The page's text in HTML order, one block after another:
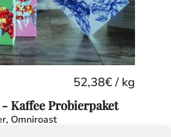
52,38€/ kg
Kaffee Probierpaket
Omniroast